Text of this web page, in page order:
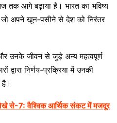
तक आगे बढ़ाया है। भारत का भविष्य
जो अपने खून-पसीने से देश को निरंतर
उनके जीवन से जुड़े अन्य महत्वपूर्ण
निर्णय-प्रक्रिया में उनकी
है।
से-7: वैश्विक आर्थिक संकट में मजदूर